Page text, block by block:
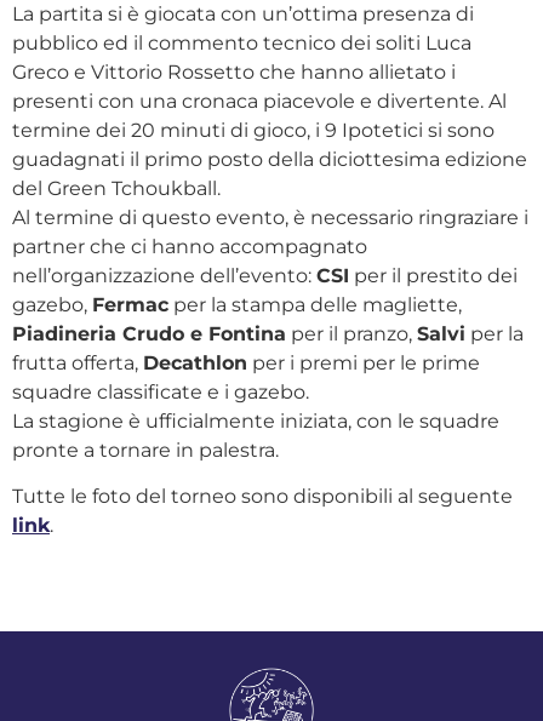
La partita si è giocata con un’ottima presenza di
pubblico ed il commento tecnico dei soliti Luca
Greco e Vittorio Rossetto che hanno allietato i
presenti con una cronaca piacevole e divertente. Al
termine dei 20 minuti di gioco, i 9 Ipotetici si sono
guadagnati il primo posto della diciottesima edizione
del Green Tchoukball.
Al termine di questo evento, è necessario ringraziare i
partner che ci hanno accompagnato
nell’organizzazione dell’evento: CSI per il prestito dei
gazebo, Fermac per la stampa delle magliette,
Piadineria Crudo e Fontina per il pranzo, Salvi per la
frutta offerta, Decathlon per i premi per le prime
squadre classificate e i gazebo.
La stagione è ufficialmente iniziata, con le squadre
pronte a tornare in palestra.
Tutte le foto del torneo sono disponibili al seguente
link.